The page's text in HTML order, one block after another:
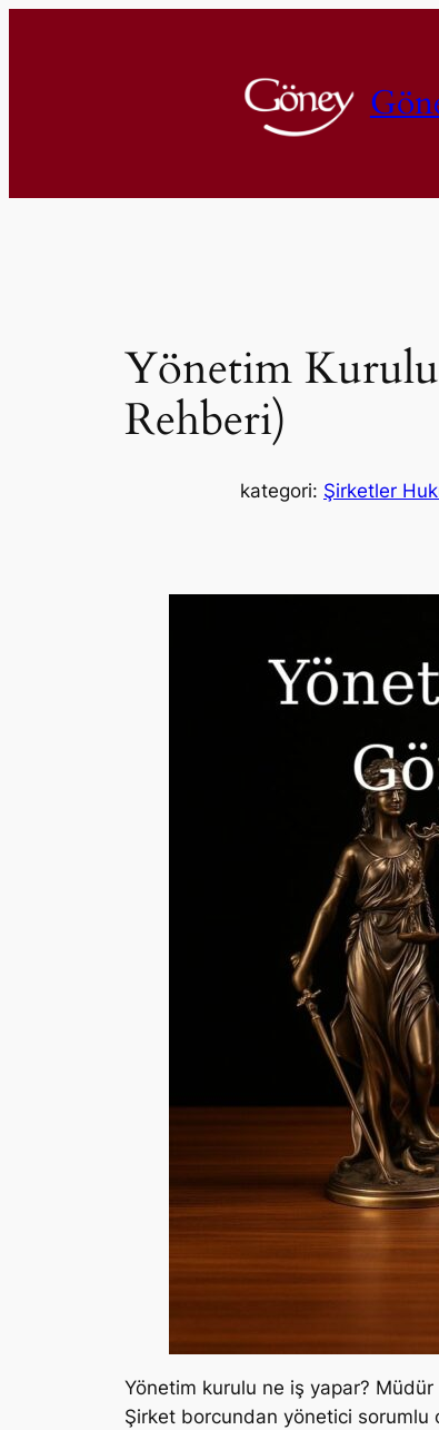
Yönetim
Rehberi)
kategori: Şirketler
Yönetim kurulu ne iş yapar?
Şirket borcundan yönetici sorumlu